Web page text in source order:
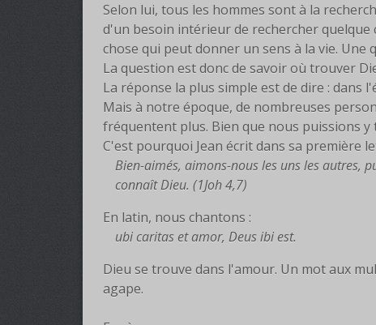
Selon lui, tous les hommes sont à la
d'un besoin intérieur de rechercher quelque
chose qui peut donner un sens à la vie. Une
La question est donc de savoir où trouver
La réponse la plus simple est de dire : dans
Mais à notre époque, de nombreuses
fréquentent plus. Bien que nous puissions
C'est pourquoi Jean écrit dans sa première
Bien-aimés, aimons-nous les uns les autres,
connaît Dieu. (1Joh 4,7)
En latin, nous chantons :
ubi caritas et amor, Deus ibi est.
Dieu se trouve dans l'amour. Un mot aux
agape.